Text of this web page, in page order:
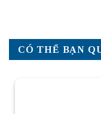
CÓ THỂ BẠN